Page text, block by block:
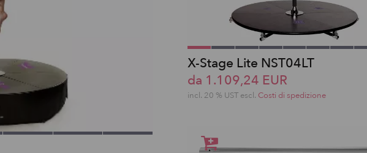
X-Stage Lite NST04LT
da 1.109,24 EUR
incl. 20 % UST escl. Costi di spedizione